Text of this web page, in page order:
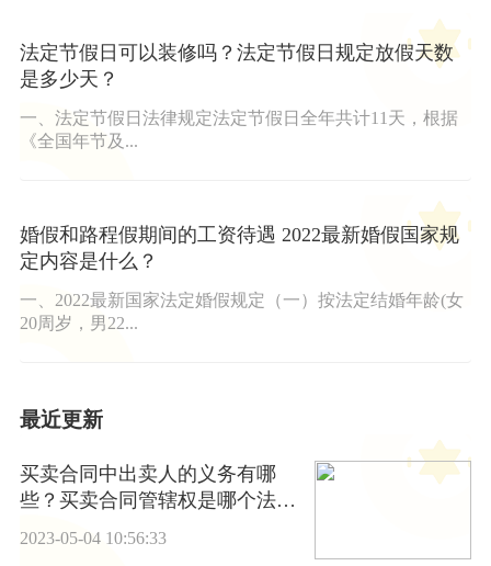
法定节假日可以装修吗？法定节假日规定放假天数
是多少天？
一、法定节假日法律规定法定节假日全年共计11天，根据
《全国年节及...
婚假和路程假期间的工资待遇 2022最新婚假国家规
定内容是什么？
一、2022最新国家法定婚假规定（一）按法定结婚年龄(女
20周岁，男22...
最近更新
买卖合同中出卖人的义务有哪
些？买卖合同管辖权是哪个法
院？
2023-05-04 10:56:33